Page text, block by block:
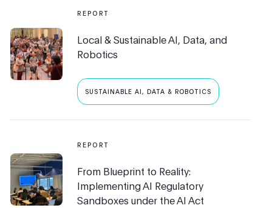
REPORT
Local & Sustainable AI, Data, and
Robotics
SUSTAINABLE AI, DATA & ROBOTICS
REPORT
From Blueprint to Reality:
Implementing AI Regulatory
Sandboxes under the AI Act